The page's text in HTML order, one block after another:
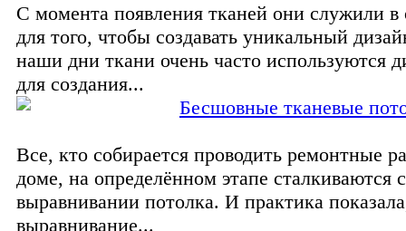
С момента появления тканей они служили в
для того, чтобы создавать уникальный
наши дни ткани очень часто используются
для создания...
Бесшовные тканевые
Все, кто собирается проводить ремонтные
доме, на определённом этапе сталкиваются
выравнивании потолка. И практика
выравнивание...